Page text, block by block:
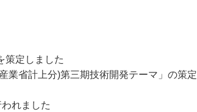
策定しました
業省計上分)第三期技術開発テーマ」の策定
れました